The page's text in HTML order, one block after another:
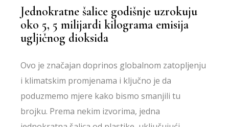
Jednokratne šalice godišnje uzrokuju
oko 5, 5 milijardi kilograma emisija
ugljičnog dioksida
Ovo je značajan doprinos globalnom zatopljenju
i klimatskim promjenama i ključno je da
poduzmemo mjere kako bismo smanjili tu
brojku. Prema nekim izvorima, jedna